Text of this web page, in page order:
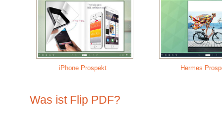
iPhone Prospekt Hermes
Was ist Flip PDF?